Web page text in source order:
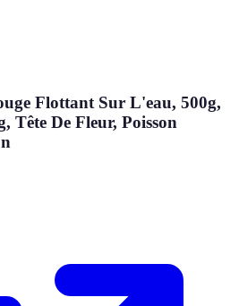
Flottant Sur L'eau, 500g,
Tête De Fleur, Poisson